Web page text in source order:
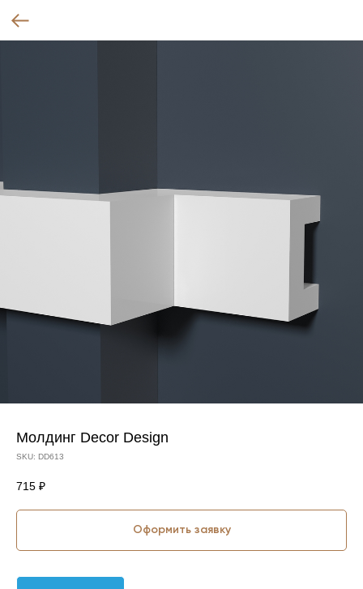
Молдинг Decor Design
SKU: DD613
715 ₽
Оформить заявку